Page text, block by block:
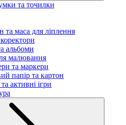
та точилки
та маса для ліплення
альбоми
малювання
та маркери
папір та картон
активні ігри